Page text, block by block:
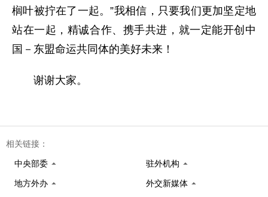
榈叶被拧在了一起。”我相信，只要我们更加坚定地
站在一起，精诚合作、携手共进，就一定能开创中
国－东盟命运共同体的美好未来！
谢谢大家。
相关链接：
中央部委 驻外机构
地方外办 外交新媒体